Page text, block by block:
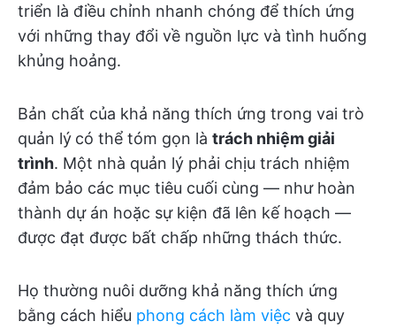
triển là điều chỉnh nhanh chóng để thích ứng
với những thay đổi về nguồn lực và tình huống
khủng hoảng.
Bản chất của khả năng thích ứng trong vai trò
quản lý có thể tóm gọn là trách nhiệm giải
trình. Một nhà quản lý phải chịu trách nhiệm
đảm bảo các mục tiêu cuối cùng — như hoàn
thành dự án hoặc sự kiện đã lên kế hoạch —
được đạt được bất chấp những thách thức.
Họ thường nuôi dưỡng khả năng thích ứng
bằng cách hiểu phong cách làm việc và quy